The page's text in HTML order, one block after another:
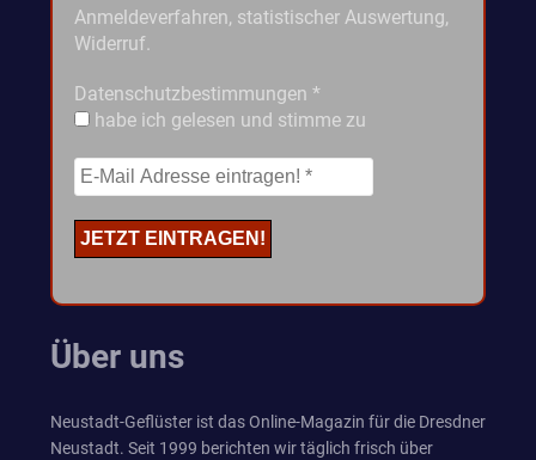
Anmeldeverfahren, statistischer Auswertung,
Widerruf.
Datenschutzbestimmungen *
habe ich gelesen und stimme zu
Über uns
Neustadt-Geflüster ist das Online-Magazin für die Dresdner
Neustadt. Seit 1999 berichten wir täglich frisch über